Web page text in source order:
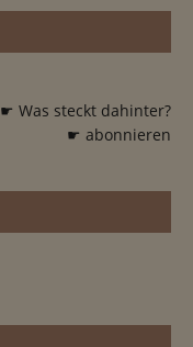
☛ Was steckt dahinter?
☛ abonnieren